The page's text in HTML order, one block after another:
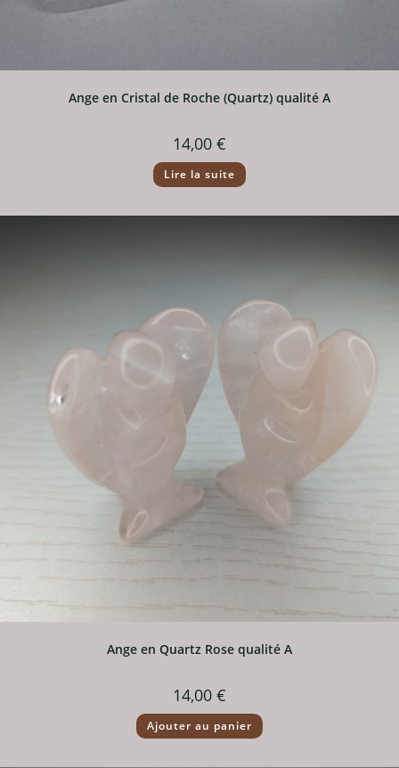
Ange en Cristal de Roche (Quartz) qualité A
14,00 €
Lire la suite
Ange en Quartz Rose qualité A
14,00 €
Ajouter au panier